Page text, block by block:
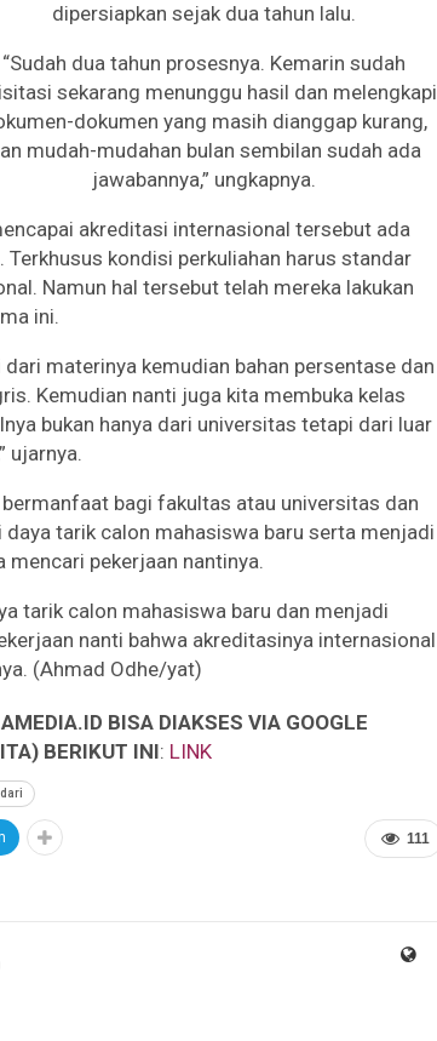
dipersiapkan sejak dua tahun lalu.
“Sudah dua tahun prosesnya. Kemarin sudah
sekarang menunggu hasil dan melengkapi
dokumen yang masih dianggap kurang,
mudah-mudahan bulan sembilan sudah ada
jawabannya,” ungkapnya.
akreditasi internasional tersebut ada
kondisi perkuliahan harus standar
Namun hal tersebut telah mereka lakukan
ini.
materinya kemudian bahan persentase dan
Kemudian nanti juga kita membuka kelas
bukan hanya dari universitas tetapi dari luar
ujarnya.
bagi fakultas atau universitas dan
tarik calon mahasiswa baru serta menjadi
mencari pekerjaan nantinya.
tarik calon mahasiswa baru dan menjadi
nanti bahwa akreditasinya internasional
(Ahmad Odhe/yat)
BISA DIAKSES VIA GOOGLE
BERIKUT INI: LINK
111